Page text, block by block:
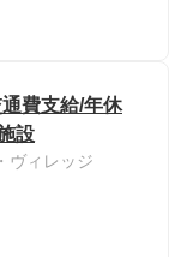
費支給/年休
設
ヴィレッジ